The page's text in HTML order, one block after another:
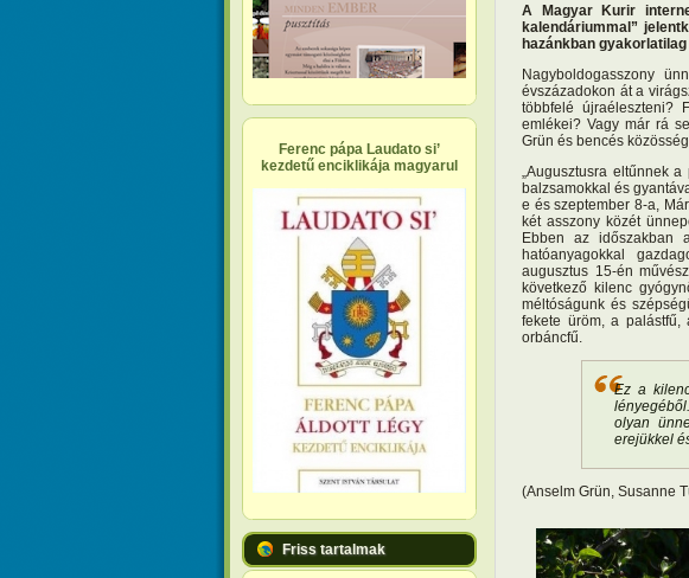
Ferenc pápa Laudato si’
kezdetű enciklikája magyarul
Friss tartalmak
A Magyar Kurir
kalendáriummal”
hazánkban
Nagyboldogasszony
évszázadokon át a
többfelé újraéleszteni?
emlékei? Vagy már rá
Grün és bencés
„Augusztusra eltűnnek
balzsamokkal és
e és szeptember 8-a,
két asszony közét
Ebben az időszakban
hatóanyagokkal
augusztus 15-én
következő kilenc
méltóságunk és
fekete üröm, a
orbáncfű.
Ez a
olyan
erejükkel
(Anselm Grün, Susanne